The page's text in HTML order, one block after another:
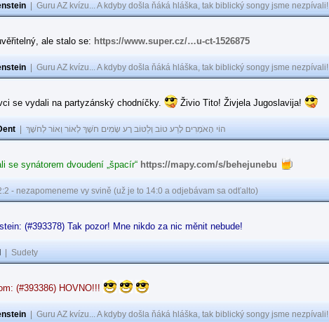
Guru AZ kvízu... A kdyby došla ňáká hláška, tak biblický songy jsme nezpívali!
ale stalo se: https://www.super.cz/…u-ct-1526875
Guru AZ kvízu... A kdyby došla ňáká hláška, tak biblický songy jsme nezpívali!
se vydali na partyzánský chodníčky. Živio Tito! Živjela Jugoslavija!
הוֹי הָאֹמְרִים לָרַע טוֹב וְלַטּוֹב רָע שָׂמִים חֹשֶׁךְ לְאוֹר וְאוֹר לְחֹשֶׁךְ
se synátorem dvoudení „špacír“ https://mapy.com/s/behejunebu
- nezapomeneme vy svině (už je to 14:0 a odjebávam sa odťalto)
(#393378) Tak pozor! Mne nikdo za nic měnit nebude!
Sudety
(#393386) HOVNO!!!
Guru AZ kvízu... A kdyby došla ňáká hláška, tak biblický songy jsme nezpívali!